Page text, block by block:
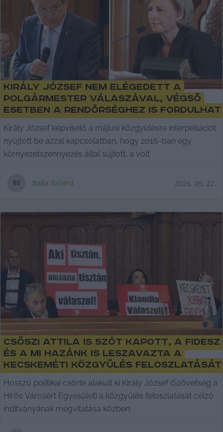
Király József nem elégedett a
polgármester válaszával, végső
esetben a rendőrséghez is fordulhat
Király József képviselő a májusi közgyűlésre interpellációt
nyújtott be azzal kapcsolatban, hogy 2016-ban egy
környezetszennyezés által sújtott, a volt
BS Balla Szilárd 2026. 05. 22.
Csőszi Attila is szót kapott, a Fidesz
és a Mi Hazánk is leszavazta a
kecskeméti közgyűlés feloszlatását
Hosszú politikai csörte alakult ki Király József (Szövetség a
Hírös Városért Egyesület) a közgyűlés feloszlatását célzó
indítványának megvitatása közben.